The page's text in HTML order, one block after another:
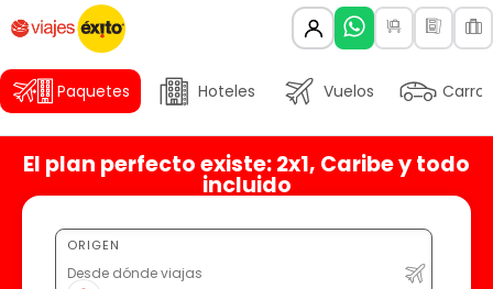
Paquetes Hoteles Vuelos Carros
El plan perfecto existe: 2x1, Caribe y todo
incluido
ORIGEN